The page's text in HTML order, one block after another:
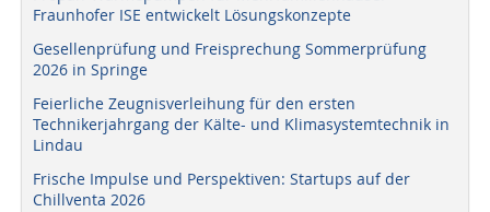
Fraunhofer ISE entwickelt Lösungskonzepte
Gesellenprüfung und Freisprechung Sommerprüfung
2026 in Springe
Feierliche Zeugnisverleihung für den ersten
Technikerjahrgang der Kälte- und Klimasystemtechnik in
Lindau
Frische Impulse und Perspektiven: Startups auf der
Chillventa 2026